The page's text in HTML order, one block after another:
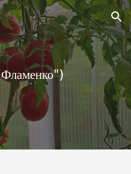
Skip to navigation